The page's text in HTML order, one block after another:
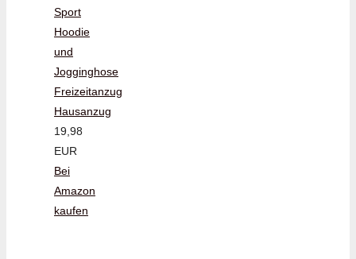
Sport
Hoodie
und
Jogginghose
Freizeitanzug
Hausanzug
19,98
EUR
Bei
Amazon
kaufen